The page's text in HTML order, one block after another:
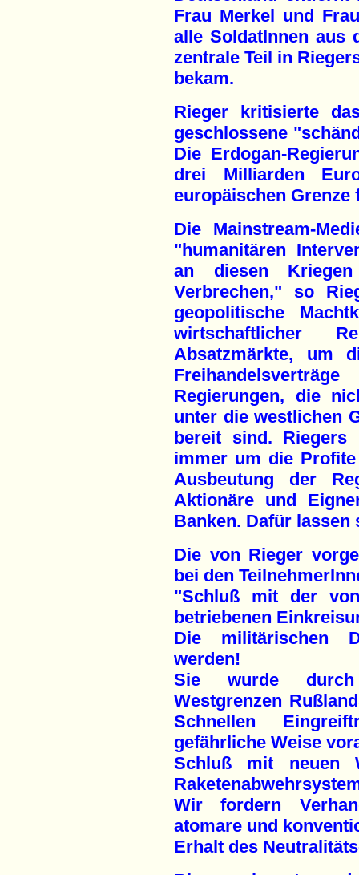
Frau Merkel und
alle SoldatInnen aus
zentrale Teil in
bekam.
Rieger kritisierte
geschlossene
Die Erdogan-
drei Milliarden
europäischen Grenze
Die Mainstream-
"humanitären
an diesen
Verbrechen," so
geopolitische
wirtschaftlicher
Absatzmärkte, um
Regierungen, die
unter die westlichen
bereit sind.
immer um die
Ausbeutung der
Aktionäre und
Banken. Dafür lassen
Die von Rieger
bei den
"Schluß mit der
betriebenen
Die militärischen
werden!
Sie wurde durch
Westgrenzen
Schnellen
gefährliche Weise
Schluß mit neuen
Wir fordern
atomare und
Erhalt des